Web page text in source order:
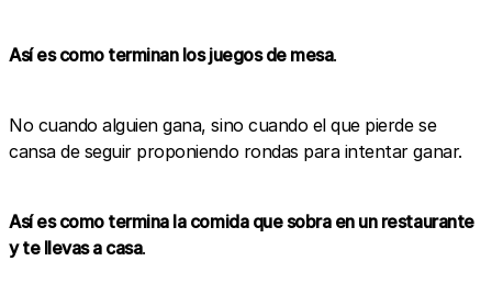
Así es como terminan los juegos de mesa.
No cuando alguien gana, sino cuando el que pierde se
cansa de seguir proponiendo rondas para intentar ganar.
Así es como termina la comida que sobra en un restaurante
y te llevas a casa.